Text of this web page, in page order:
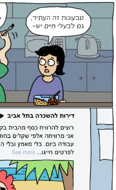
Skip
to
content